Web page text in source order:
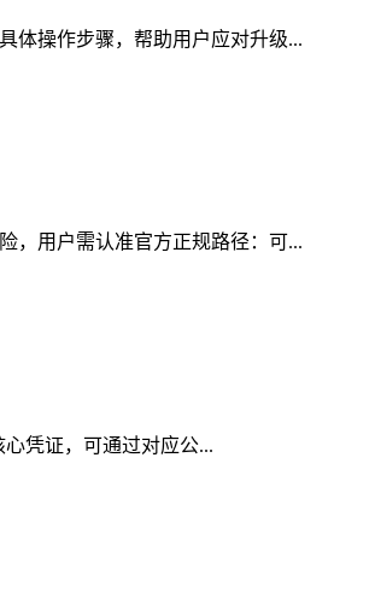
体操作步骤，帮助用户应对升级...
，用户需认准官方正规路径：可...
凭证，可通过对应公...